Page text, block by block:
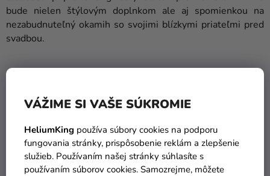
VÁŽIME SI VAŠE SÚKROMIE
HeliumKing používa súbory cookies na podporu
fungovania stránky, prispôsobenie reklám a zlepšenie
služieb. Používaním našej stránky súhlasíte s
používaním súborov cookies. Samozrejme, môžete
bude nielen štýlovým doplnkom ale aj spomienkou na
nezabudnuteľný okamih so svojimi blízkymi priateľmi pred
svadbou.